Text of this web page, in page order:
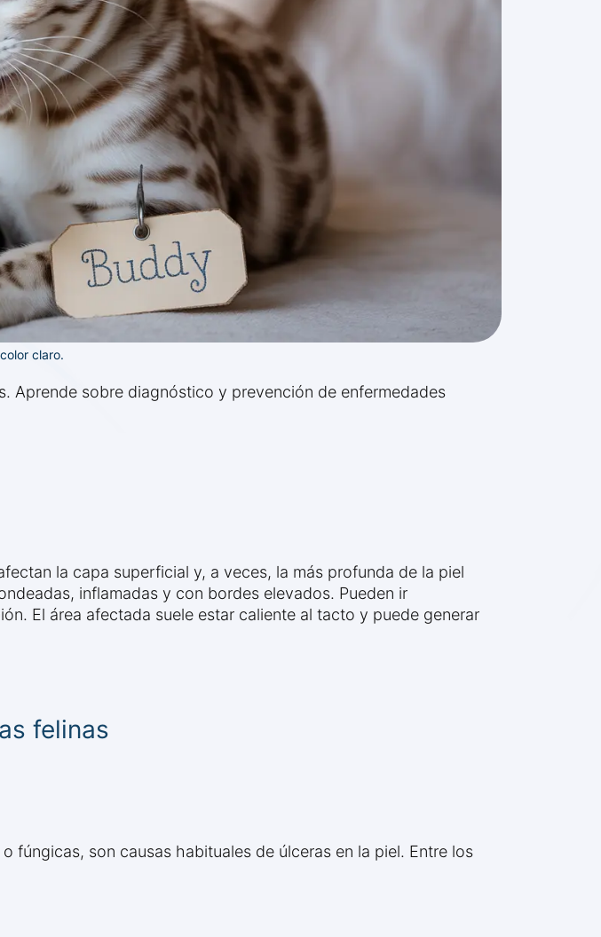
claro.
Aprende sobre diagnóstico y prevención de enfermedades
la capa superficial y, a veces, la más profunda de la piel
inflamadas y con bordes elevados. Pueden ir
El área afectada suele estar caliente al tacto y puede generar
felinas
fúngicas, son causas habituales de úlceras en la piel. Entre los